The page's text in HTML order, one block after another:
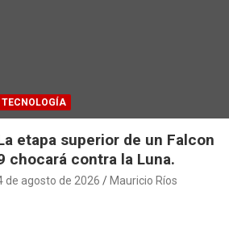
TECNOLOGÍA
etapa superior de un Falcon
chocará contra la Luna.
de agosto de 2026 Mauricio Ríos